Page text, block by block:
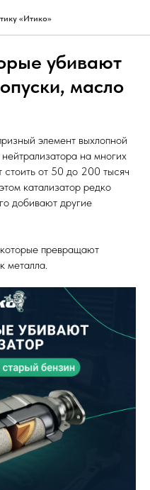
«Итико»
убивают
масло
элемент выхлопной
на многих
от 50 до 200 тысяч
катализатор редко
добивают другие
превращают
металла.